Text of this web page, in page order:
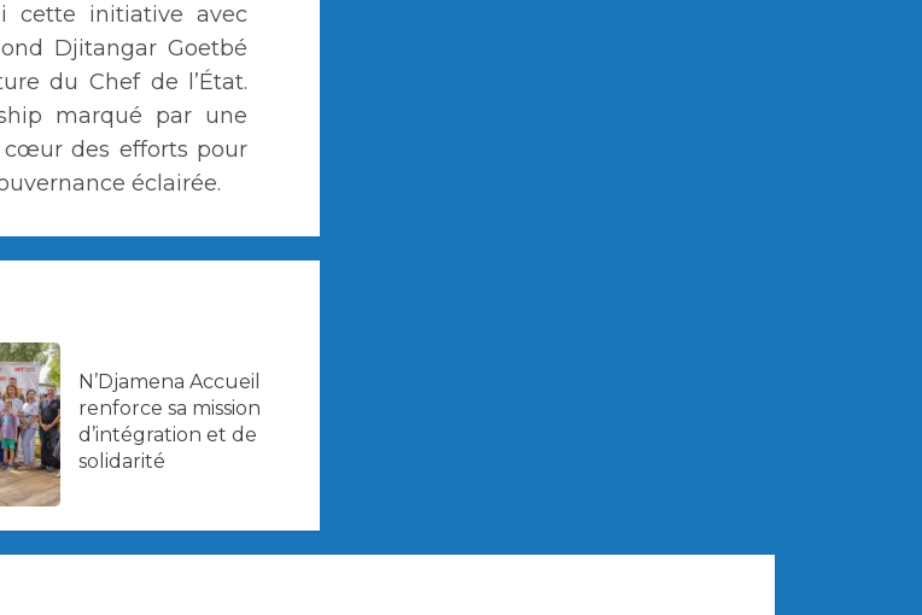
cette initiative avec
Djitangar Goetbé
du Chef de l’État.
marqué par une
des efforts pour
éclairée.
N’Djamena Accueil
renforce sa mission
d’intégration et de
solidarité